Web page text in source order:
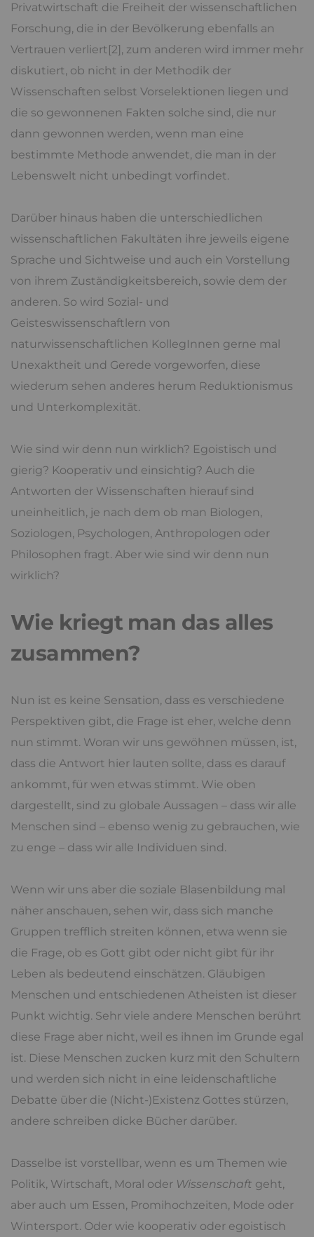
Privatwirtschaft die Freiheit der wissenschaftlichen
Forschung, die in der Bevölkerung ebenfalls an
Vertrauen verliert[2], zum anderen wird immer mehr
diskutiert, ob nicht in der Methodik der
Wissenschaften selbst Vorselektionen liegen und
die so gewonnenen Fakten solche sind, die nur
dann gewonnen werden, wenn man eine
bestimmte Methode anwendet, die man in der
Lebenswelt nicht unbedingt vorfindet.
Darüber hinaus haben die unterschiedlichen
wissenschaftlichen Fakultäten ihre jeweils eigene
Sprache und Sichtweise und auch ein Vorstellung
von ihrem Zuständigkeitsbereich, sowie dem der
anderen. So wird Sozial- und
Geisteswissenschaftlern von
naturwissenschaftlichen KollegInnen gerne mal
Unexaktheit und Gerede vorgeworfen, diese
wiederum sehen anderes herum Reduktionismus
und Unterkomplexität.
Wie sind wir denn nun wirklich? Egoistisch und
gierig? Kooperativ und einsichtig? Auch die
Antworten der Wissenschaften hierauf sind
uneinheitlich, je nach dem ob man Biologen,
Soziologen, Psychologen, Anthropologen oder
Philosophen fragt. Aber wie sind wir denn nun
wirklich?
Wie kriegt man das alles
zusammen?
Nun ist es keine Sensation, dass es verschiedene
Perspektiven gibt, die Frage ist eher, welche denn
nun stimmt. Woran wir uns gewöhnen müssen, ist,
dass die Antwort hier lauten sollte, dass es darauf
ankommt, für wen etwas stimmt. Wie oben
dargestellt, sind zu globale Aussagen – dass wir alle
Menschen sind – ebenso wenig zu gebrauchen, wie
zu enge – dass wir alle Individuen sind.
Wenn wir uns aber die soziale Blasenbildung mal
näher anschauen, sehen wir, dass sich manche
Gruppen trefflich streiten können, etwa wenn sie
die Frage, ob es Gott gibt oder nicht gibt für ihr
Leben als bedeutend einschätzen. Gläubigen
Menschen und entschiedenen Atheisten ist dieser
Punkt wichtig. Sehr viele andere Menschen berührt
diese Frage aber nicht, weil es ihnen im Grunde egal
ist. Diese Menschen zucken kurz mit den Schultern
und werden sich nicht in eine leidenschaftliche
Debatte über die (Nicht-)Existenz Gottes stürzen,
andere schreiben dicke Bücher darüber.
Dasselbe ist vorstellbar, wenn es um Themen wie
Politik, Wirtschaft, Moral oder Wissenschaft geht,
aber auch um Essen, Promihochzeiten, Mode oder
Wintersport. Oder wie kooperativ oder egoistisch